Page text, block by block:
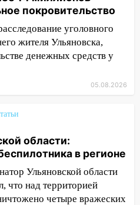
в
оценил работу
ради сдачи
прокурору на
в Старой Майне
спасатели
покровительство
уголовного
жителя Ульяновска,
денежных средств у
05.08.2026
области:
в регионе
Ульяновской области
что над территорией
четыре вражеских